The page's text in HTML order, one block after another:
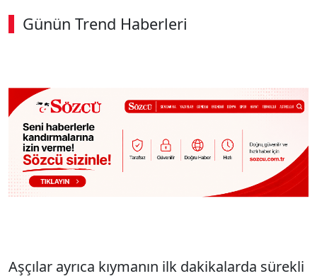
Günün Trend Haberleri
Aşçılar ayrıca kıymanın ilk dakikalarda sürekli